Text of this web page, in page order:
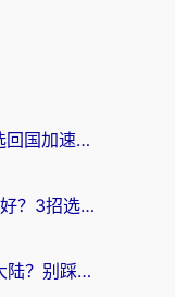
斧牛和ToCN哪个好？海外党选回国加速器的避坑指南（附免费工具推荐）
海外党必看：云极和Kuyo哪个好？3招选对回国加速器，无缝刷国内资源
海外党必看：免费vpn翻墙到大陆？别踩坑！教你选对回国加速器无缝追剧玩游戏